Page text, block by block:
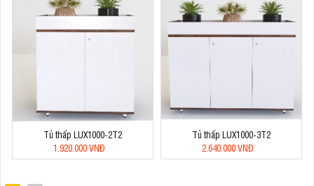
Tủ thấp LUX1000-2T2
1.920.000 VNĐ
Tủ thấp LUX1000-3T2
2.640.000 VNĐ